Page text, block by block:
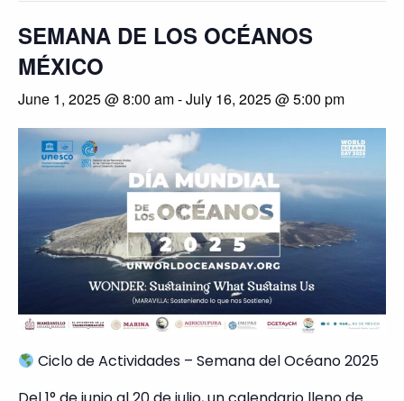
SEMANA DE LOS OCÉANOS
MÉXICO
June 1, 2025 @ 8:00 am-July 16, 2025 @ 5:00 pm
Ciclo de Actividades – Semana del Océano 2025